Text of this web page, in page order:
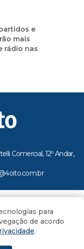
e
mais
rádio nas
Comercial, 12º Andar,
Portal 4oito para
de acordo
.